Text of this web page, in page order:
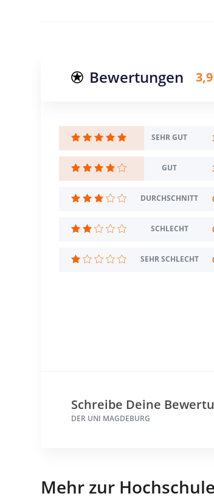
Bewertungen 3,9
SEHR GUT
GUT
DURCHSCHNITT
SCHLECHT
SEHR SCHLECHT
Schreibe Deine
DER UNI MAGDEBURG
Mehr zur Hochschule